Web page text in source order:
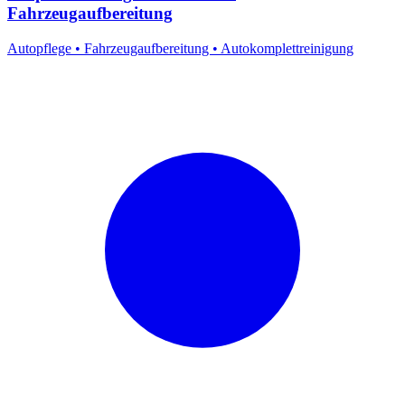
Fahrzeugaufbereitung
Autopflege • Fahrzeugaufbereitung • Autokomplettreinigung